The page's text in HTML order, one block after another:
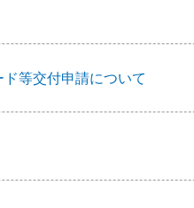
等交付申請について